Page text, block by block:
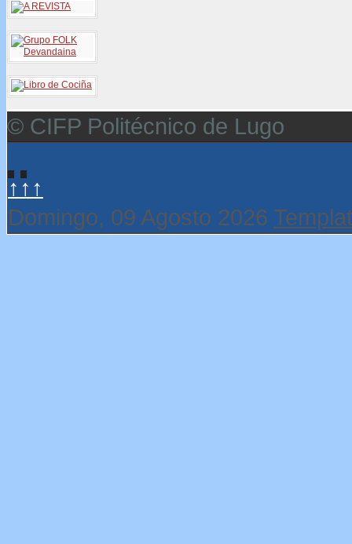
© CIFP Politécnico de Lugo
↑↑↑
Domingo, 09 Agosto 2026